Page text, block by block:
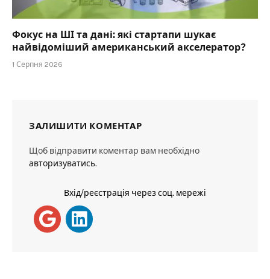
Фокус на ШІ та дані: які стартапи шукає
найвідоміший американський акселератор?
1 Серпня 2026
ЗАЛИШИТИ КОМЕНТАР
Щоб відправити коментар вам необхідно
авторизуватись.
Вхід/реєстрація через соц. мережі